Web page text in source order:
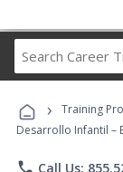
› Training
Desarrollo Infantil –
phone Call Us: